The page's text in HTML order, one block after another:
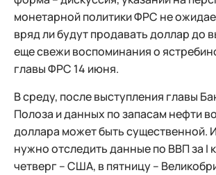
монетарной политики ФРС не
вряд ли будут продавать доллар до
еще свежи воспоминания о
главы ФРС 14 июня.
В среду, после выступления главы
Полоза и данных по запасам нефти
доллара может быть существенной.
нужно отследить данные по ВВП за I
четверг – США, в пятницу –